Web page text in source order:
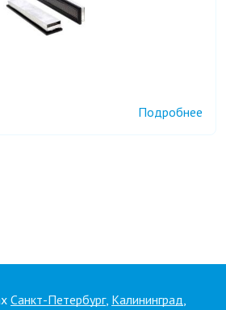
Подробнее
Санкт-Петербург, Калининград,